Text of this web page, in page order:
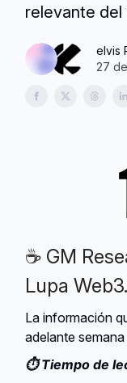
relevante del
elvis
27
☕ GM
Lupa Web3.
La información
adelante
⏱️ Tiempo de